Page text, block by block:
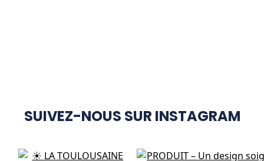
SUIVEZ-NOUS SUR INSTAGRAM